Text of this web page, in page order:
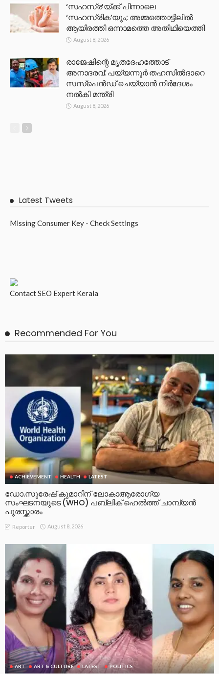
‘സഹസ്ര’യ്ക്ക് പിന്നാലെ
‘സഹസ്രിക’യും; അമ്മത്തൊട്ടിലിൽ
ആയിരത്തി ഒന്നാമത്തെ അതിഥിയെത്തി
August 8, 2026
രാജേഷിന്റെ മൃതദേഹത്തോട്
അനാദരവ്: പയ്യന്നൂർ തഹസിൽദാറെ
സസ്പെൻഡ് ചെയ്യാൻ നിർദേശം
നൽകി മന്ത്രി
August 8, 2026
Latest Tweets
Missing Consumer Key - Check Settings
ContactSEO Expert Kerala
Recommended For You
ACHIEVEMENT HEALTH LATEST
ഡോ.സുരേഷ് കുമാറിന് ലോകാആരോഗ്യ
സംഘടനയുടെ (WHO) പബ്ലിക് ഹെൽത്ത് ചാമ്പ്യൻ
പുരസ്ക്കാരം
Reporter August 8, 2026
ART ART & CULTURE LATEST POLITICS